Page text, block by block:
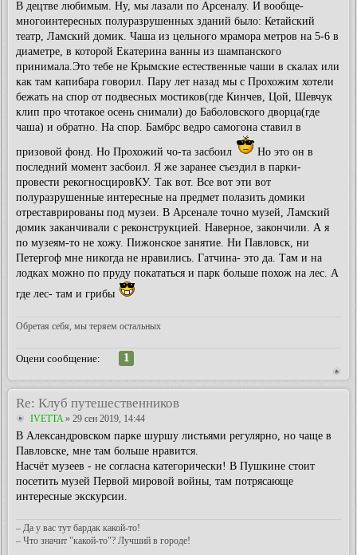
В децтве любимым. Ну, мы лазали по Арсеналу. И вообще-
многоинтересных полуразрушенных зданий было: Кетайский
театр, Ламский домик. Чаша из цельного мрамора метров на 5-6 в
диаметре, в которой Екатерина ванны из шампанского
принимала.Это тебе не Крымские естественные чаши в скалах или
как там капибара говорил. Пару лет назад мы с Прохожим хотели
бежать на спор от подвесных мостиков(где Кинчев, Цой, Шевчук
клип про чтотакое осень снимали) до Баболовского дворца(где
чаша) и обратно. На спор. Бамбрс ведро самогона ставил в
призовой фонд. Но Прохожий чо-та засбоил
Но это он в
последний момент засбоил. Я же заранее съездил в парки-
провести рекогносцировКУ. Так вот. Все вот эти вот
полуразрушенные интересные на предмет полазить домики
отреставрированы под музеи. В Арсенале точно музей, Ламский
домик заканчивали с реконструкцией. Наверное, закончили. А я
по музеям-то не хожу. Пижонское занятие. Ни Павловск, ни
Петергоф мне никогда не нравились. Гатчина- это да. Там и на
лодках можно по пруду покататься и парк больше похож на лес. А
где лес- там и грибы
Обретая себя, мы теряем остальных
Оцени сообщение:
1
Re: Клуб путешественников
IVETTA » 29 сен 2019, 14:44
В Александровском парке шуршу листьями регулярно, но чаще в
Павловске, мне там больше нравится.
Насчёт музеев - не согласна категорически! В Пушкине стоит
посетить музей Первой мировой войны, там потрясающе
интересные экскурсии.
– Да у вас тут бардак какой-то!
– Что значит "какой-то"? Лучший в городе!